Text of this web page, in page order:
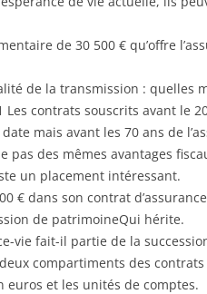
de 30 500 € qu’offre
de la transmission : quelles
Les contrats souscrits avant le
mais avant les 70 ans de
pas des mêmes avantages
un placement intéressant.
€ dans son contrat
de patrimoineQui hérite.
vie fait-il partie de la
compartiments des
euros et les unités de comptes.